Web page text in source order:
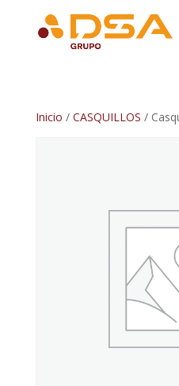
Inicio / CASQUILLOS /